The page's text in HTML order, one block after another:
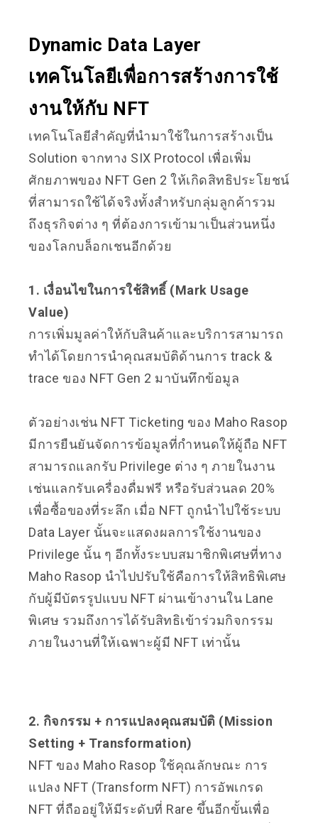
Dynamic Data Layer
เทคโนโลยีเพื่อการสร้างการใช้
งานให้กับ NFT
เทคโนโลยีสำคัญที่นำมาใช้ในการสร้างเป็น
Solution จากทาง SIX Protocol เพื่อเพิ่ม
ศักยภาพของ NFT Gen 2 ให้เกิดสิทธิประโยชน์
ที่สามารถใช้ได้จริงทั้งสำหรับกลุ่มลูกค้ารวม
ถึงธุรกิจต่าง ๆ ที่ต้องการเข้ามาเป็นส่วนหนึ่ง
ของโลกบล็อกเชนอีกด้วย
1. เงื่อนไขในการใช้สิทธิ์ (Mark Usage
Value)
การเพิ่มมูลค่าให้กับสินค้าและบริการสามารถ
ทำได้โดยการนำคุณสมบัติด้านการ track &
trace ของ NFT Gen 2 มาบันทึกข้อมูล
ตัวอย่างเช่น NFT Ticketing ของ Maho Rasop
มีการยืนยันจัดการข้อมูลที่กำหนดให้ผู้ถือ NFT
สามารถแลกรับ Privilege ต่าง ๆ ภายในงาน
เช่นแลกรับเครื่องดื่มฟรี หรือรับส่วนลด 20%
เพื่อซื้อของที่ระลึก เมื่อ NFT ถูกนำไปใช้ระบบ
Data Layer นั้นจะแสดงผลการใช้งานของ
Privilege นั้น ๆ อีกทั้งระบบสมาชิกพิเศษที่ทาง
Maho Rasop นำไปปรับใช้คือการให้สิทธิพิเศษ
กับผู้มีบัตรรูปแบบ NFT ผ่านเข้างานใน Lane
พิเศษ รวมถึงการได้รับสิทธิเข้าร่วมกิจกรรม
ภายในงานที่ให้เฉพาะผู้มี NFT เท่านั้น
2. กิจกรรม + การแปลงคุณสมบัติ (Mission
Setting + Transformation)
NFT ของ Maho Rasop ใช้คุณลักษณะ การ
แปลง NFT (Transform NFT) การอัพเกรด
NFT ที่ถืออยู่ให้มีระดับที่ Rare ขึ้นอีกขั้นเพื่อ